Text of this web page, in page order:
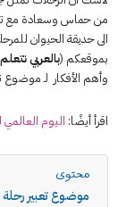
من حماس وسعادة مع
الى حديقة الحيوان
بموقعكم (بالعربي نتعلم
وأهم الأفكار لـ موضوع
اقرأ أيضًا: اليوم
محتوى
موضوع تعبير رحلة